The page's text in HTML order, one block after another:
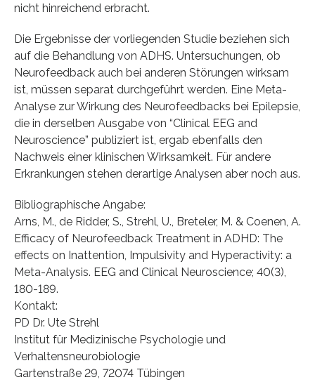
nicht hinreichend erbracht.
Die Ergebnisse der vorliegenden Studie beziehen sich
auf die Behandlung von ADHS. Untersuchungen, ob
Neurofeedback auch bei anderen Störungen wirksam
ist, müssen separat durchgeführt werden. Eine Meta-
Analyse zur Wirkung des Neurofeedbacks bei Epilepsie,
die in derselben Ausgabe von “Clinical EEG and
Neuroscience” publiziert ist, ergab ebenfalls den
Nachweis einer klinischen Wirksamkeit. Für andere
Erkrankungen stehen derartige Analysen aber noch aus.
Bibliographische Angabe:
Arns, M., de Ridder, S., Strehl, U., Breteler, M. & Coenen, A.
Efficacy of Neurofeedback Treatment in ADHD: The
effects on Inattention, Impulsivity and Hyperactivity: a
Meta-Analysis. EEG and Clinical Neuroscience; 40(3),
180-189.
Kontakt:
PD Dr. Ute Strehl
Institut für Medizinische Psychologie und
Verhaltensneurobiologie
Gartenstraße 29, 72074 Tübingen